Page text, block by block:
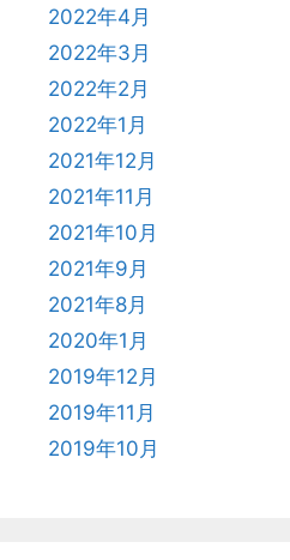
2022年4月
2022年3月
2022年2月
2022年1月
2021年12月
2021年11月
2021年10月
2021年9月
2021年8月
2020年1月
2019年12月
2019年11月
2019年10月